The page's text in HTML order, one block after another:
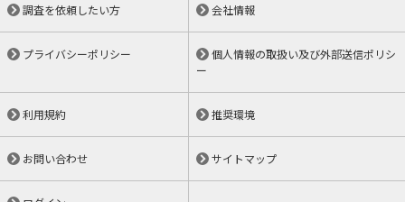
調査を依頼したい方 会社情報
プライバシーポリシー
個人情報の取扱い及び外部送信ポリシ
ー
利用規約 推奨環境
お問い合わせ サイトマップ